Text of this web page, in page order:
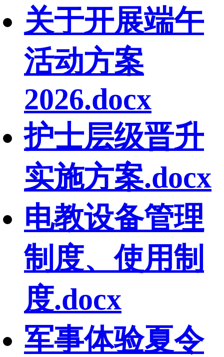
关于开展端午
活动方案
2026.docx
护士层级晋升
实施方案.docx
电教设备管理
制度、使用制
度.docx
军事体验夏令